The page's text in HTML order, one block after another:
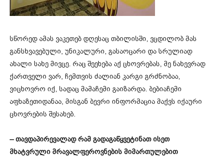
სწორედ ამას ვაკეთებ დღესაც თბილისში, ვცდილობ მას
განსხვავებული, უნიკალური, გასაოცარი და სრულიად
ახალი სახე მივცე. რაც შეეხება აქ ცხოვრებას, მე ნახევრად
ქართველი ვარ, ჩემთვის ძალიან კარგი გრძნობაა,
ვიცხოვრო იქ, სადაც მამაჩემი გაიზარდა. ბებიაჩემი
აფხაზეთიდანაა, მისგან ბევრი ინფორმაცია მაქვს იქაური
ცხოვრების შესახებ.
– თავდაპირევალად რამ გადაგაწყვეტინათ ისეთ
მხატვრული მრავალფეროვნების მიმართულებით